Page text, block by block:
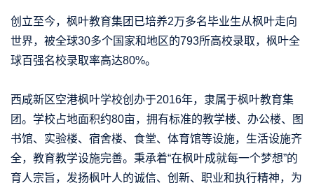
创立至今，枫叶教育集团已培养2万多名毕业生从枫叶走向
世界，被全球30多个国家和地区的793所高校录取， 枫叶全
球百强名校录取率高达80%。
西咸新区空港枫叶学校创办于2016年，隶属于枫叶教育集
团。学校占地面积约80亩，拥有标准的教学楼、办公楼、图
书馆、实验楼、宿舍楼、食堂、体育馆等设施，生活设施齐
全，教育教学设施完善。秉承着“在枫叶成就每一个梦想”的
育人宗旨，发扬枫叶人的诚信、创新、职业和执行精神，为